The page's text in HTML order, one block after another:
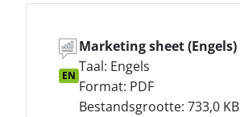
EN
Marketing sheet (Engels)
Taal: Engels
Format: PDF
Bestandsgrootte: 733,0 KB